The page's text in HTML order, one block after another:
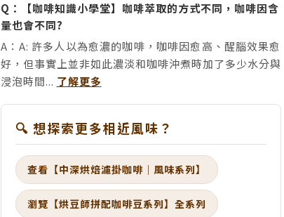
Q：【咖啡知識小學堂】咖啡萃取的方式不同，咖啡因含
量也會不同?
A：A: 許多人以為愈濃的咖啡，咖啡因愈高、醒腦效果愈
好，但事實上並非如此濃淡和咖啡沖煮時加了多少水分與
浸泡時間... 了解更多
🔍 想探索更多相近風味？
查看【中深烘焙濾掛咖啡｜風味系列】
瀏覽【烘豆師拼配咖啡豆系列】全系列